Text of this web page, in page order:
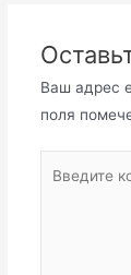
Ваш адрес
поля